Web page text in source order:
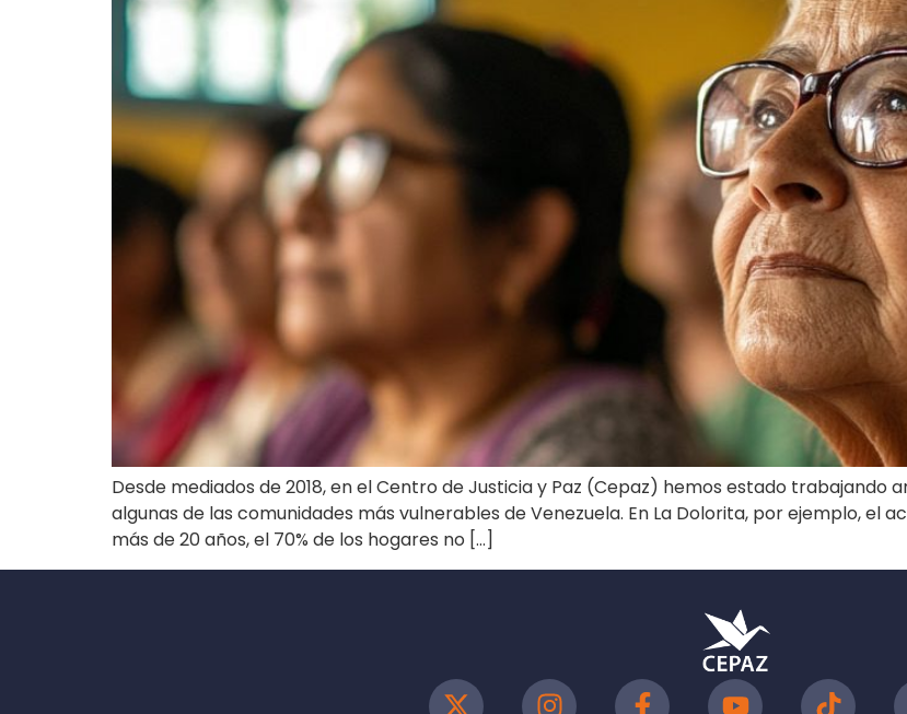
Desde mediados de 2018, en el Centro de Justicia y Paz (Cepaz) hemos estado
algunas de las comunidades más vulnerables de Venezuela. En La Dolorita, por ejemplo, el
más de 20 años, el 70% de los hogares no […]